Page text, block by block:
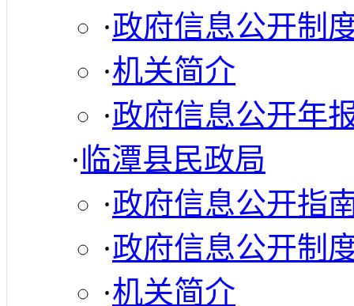
·政府信息公开制
·机关简介
·政府信息公开年
·临潭县民政局
·政府信息公开指
·政府信息公开制
·机关简介